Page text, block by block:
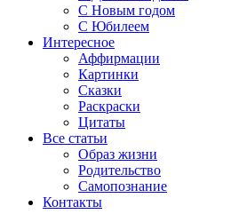
С Новым годом
С Юбилеем
Интересное
Аффирмации
Картинки
Сказки
Раскраски
Цитаты
Все статьи
Образ жизни
Родительство
Самопознание
Контакты